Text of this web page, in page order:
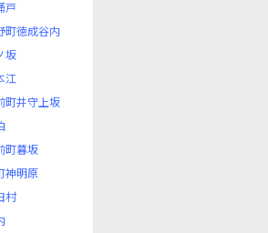
戸
町徳成谷内
坂
江
町井守上坂
町暮坂
神明原
村